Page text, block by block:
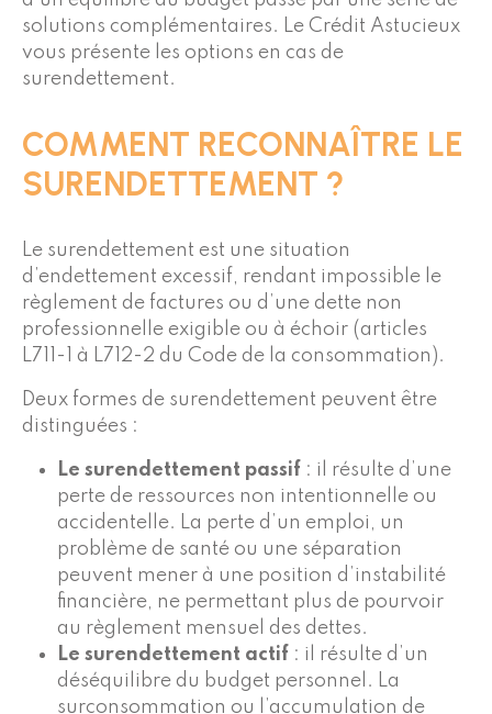
solutions complémentaires. Le Crédit Astucieux
vous présente les options en cas de
surendettement.
COMMENT RECONNAÎTRE LE
SURENDETTEMENT ?
Le surendettement est une situation
d’endettement excessif, rendant impossible le
règlement de factures ou d’une dette non
professionnelle exigible ou à échoir (articles
L711-1 à L712-2 du Code de la consommation).
Deux formes de surendettement peuvent être
distinguées :
Le surendettement passif : il résulte d’une
perte de ressources non intentionnelle ou
accidentelle. La perte d’un emploi, un
problème de santé ou une séparation
peuvent mener à une position d’instabilité
financière, ne permettant plus de pourvoir
au règlement mensuel des dettes.
Le surendettement actif : il résulte d’un
déséquilibre du budget personnel. La
surconsommation ou l’accumulation de